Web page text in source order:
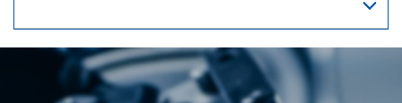
교육과정표
교과목안내